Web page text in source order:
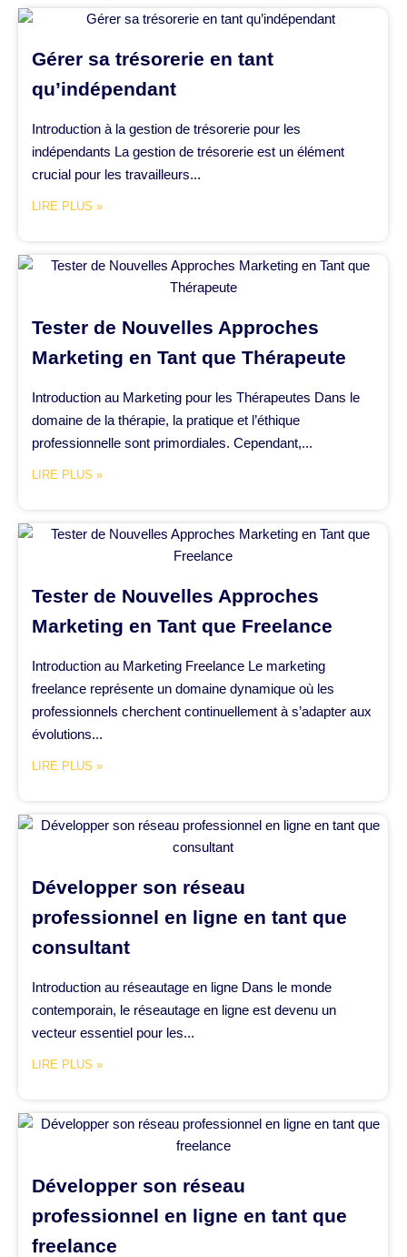
Gérer sa trésorerie en tant
qu’indépendant
Introduction à la gestion de trésorerie pour les
indépendants La gestion de trésorerie est un élément
crucial pour les travailleurs...
LIRE PLUS »
Tester de Nouvelles Approches
Marketing en Tant que Thérapeute
Introduction au Marketing pour les Thérapeutes Dans le
domaine de la thérapie, la pratique et l’éthique
professionnelle sont primordiales. Cependant,...
LIRE PLUS »
Tester de Nouvelles Approches
Marketing en Tant que Freelance
Introduction au Marketing Freelance Le marketing
freelance représente un domaine dynamique où les
professionnels cherchent continuellement à s’adapter aux
évolutions...
LIRE PLUS »
Développer son réseau
professionnel en ligne en tant que
consultant
Introduction au réseautage en ligne Dans le monde
contemporain, le réseautage en ligne est devenu un
vecteur essentiel pour les...
LIRE PLUS »
Développer son réseau
professionnel en ligne en tant que
freelance